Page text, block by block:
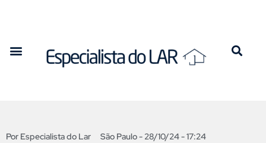
Por Especialista do Lar São Paulo - 28/10/24 - 17:24